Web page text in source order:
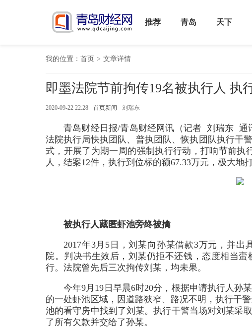
推荐 青岛 天下
我的位置： 首页 > 文章详情
即墨法院节前拘传19名被执行人 执
2020-09-22 22:28 首页新闻 刘瑞东
青岛财经日报/青岛财经网讯（记者 刘瑞东 通
法院执行局快执团队、普执团队、恢执团队执行干
式，开展了为期一周的强制执行行动，打响节前执
人，结案12件，执行到位标的额67.33万元，极大地
被执行人藏匿虾池旁终被擒
2017年3月5日，刘某向孙某借款3万元，并
院。判决书生效后，刘某仍拒不还钱，态度相当
行。法院曾先后三次拘传刘某，均未果。
今年9月19日早晨6时20分，根据申请执行人孙
的一处虾池区域，因道路狭窄、路况不明，执行干
池的看守房中找到了刘某。执行干警当场对刘某采
了所有欠款并交给了孙某。